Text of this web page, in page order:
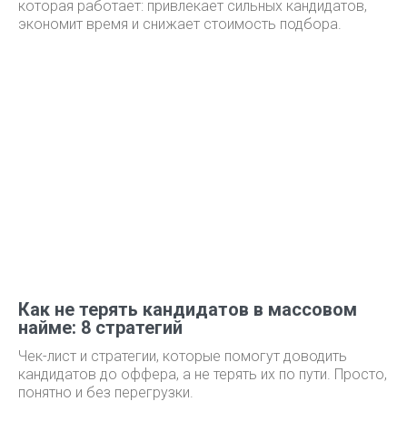
которая работает: привлекает сильных кандидатов,
экономит время и снижает стоимость подбора.
Как не терять кандидатов в массовом
найме: 8 стратегий
Чек-лист и стратегии, которые помогут доводить
кандидатов до оффера, а не терять их по пути. Просто,
понятно и без перегрузки.